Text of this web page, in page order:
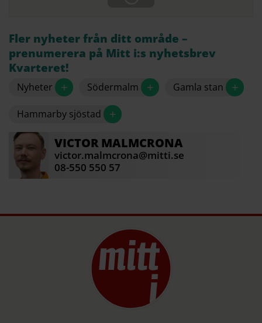
Fler nyheter från ditt område –
prenumerera på Mitt i:s nyhetsbrev
Kvarteret!
Nyheter + Södermalm + Gamla stan +
Hammarby sjöstad +
VICTORMALMCRONA
victor.malmcrona@mitti.se
08-550 550 57